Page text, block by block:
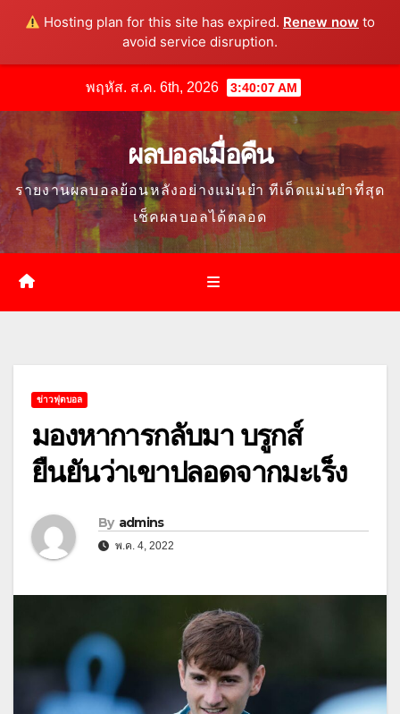
Hosting plan for this site has expired. Renew now to
avoid service disruption.
content
พฤหัส. ส.ค. 6th, 2026 3:40:08 AM
ผลบอลเมื่อคืน
รายงานผลบอลย้อนหลังอย่างแม่นยำ ทีเด็ดแม่นยำที่สุด
เช็คผลบอลได้ตลอด
ข่าวฟุตบอล
มองหาการกลับมา บรูกส์
ยืนยันว่าเขาปลอดจากมะเร็ง
By admins
พ.ค. 4, 2022